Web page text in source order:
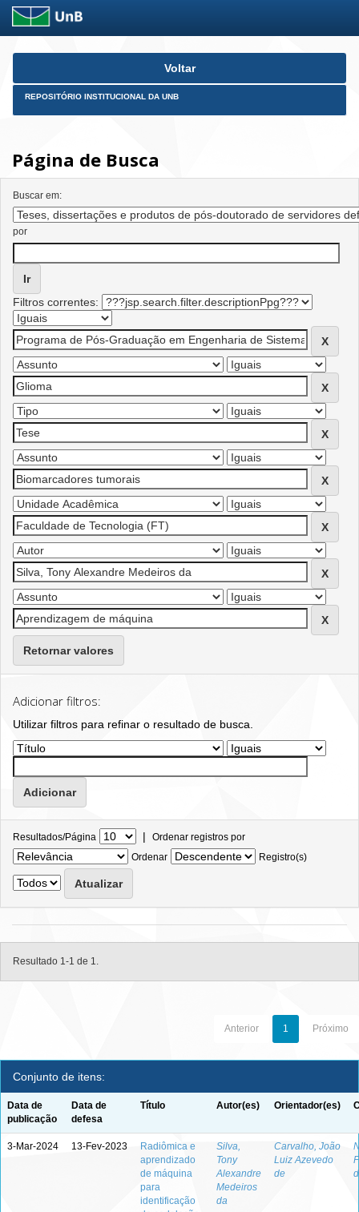
Skip
Voltar
REPOSITÓRIO INSTITUCIONAL DA UNB
Página de Busca
Buscar em:
por
Filtros correntes:
Retornar valores
Adicionar filtros:
Utilizar filtros para refinar o resultado de busca.
Resultados/Página | Ordenar registros por
Ordenar
Registro(s)
Resultado 1-1 de 1.
Anterior 1 Próximo
Conjunto de itens:
Data de
publicação
Data de
defesa
Título Autor(es) Orientador(es)
3-Mar-2024 13-Fev-2023
Radiômica e
aprendizado
de máquina
para
identificação
Silva,
Tony
Alexandre
Medeiros
da
Carvalho, João
Luiz Azevedo
de